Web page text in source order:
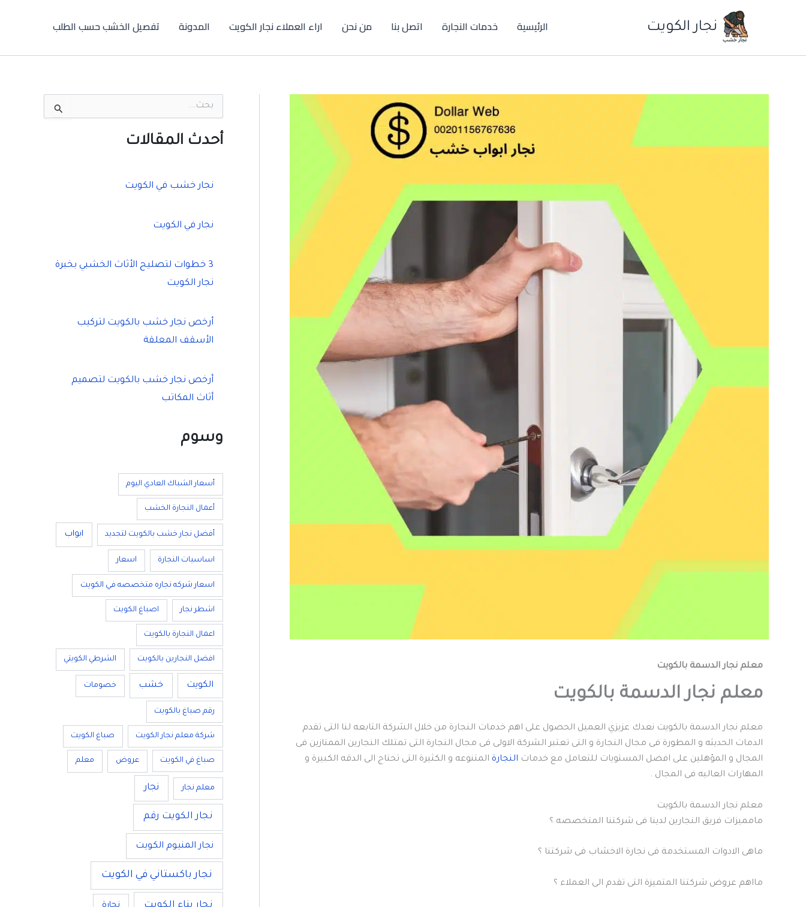
نجار الكويت الرئيسية خدمات النجارة اتصل بنا من نحن اراء العملاء نجار الكويت المدونة تفصيل الخشب حسب الطلب
معلم نجار الدسمة بالكويت
معلم نجار الدسمة بالكويت
معلم نجار الدسمة بالكويت نعدك عزيزي العميل الحصول على اهم خدمات النجارة من خلال الشركة التابعه لنا التى تقدم
الدمات الحديثه و المطورة فى مجال النجارة و التى تعتبر الشركة الاولى فى مجال النجارة التى تمتلك النجارين الممتازين فى
المجال و المؤهلين على افضل المستويات للتعامل مع خدمات النجارة المتنوعه و الكثيرة التى تحتاج الى الدقه الكبيرة و
المهارات العاليه فى المجال .
معلم نجار الدسمة بالكويت
مامميزات فريق النجارين لدينا فى شركتنا المتخصصه ؟
ماهى الادوات المستخدمة فى نجارة الاخشاب فى شركتنا ؟
مااهم عروض شركتنا المتميزة التى تقدم الى العملاء ؟
ح
أحدث المقالات
نجار خشب في الكويت
نجار في الكويت
3 خطوات لتصليح الأثاث الخشبي بخبرة
نجار الكويت
أرخص نجار خشب بالكويت لتركيب
الأسقف المعلقة
أرخص نجار خشب بالكويت لتصميم
أثاث المكاتب
وسوم
أسعار الشباك العادي اليوم
أعمال النجارة الخشب
أفضل نجار خشب بالكويت لتجديد ابواب
اساسيات النجارة اسعار
اسعار شركه نجاره متخصصه في الكويت
اشطر نجار اصباغ الكويت
اعمال النجارة بالكويت
افضل النجارين بالكويت الشرطي الكويتي
الكويت خشب خصومات
رقم صباغ بالكويت
شركة معلم نجار الكويت صباغ الكويت
صباغ في الكويت عروض معلم
معلم نجار نجار
نجار الكويت رقم
نجار المنيوم الكويت
نجار باكستاني في الكويت